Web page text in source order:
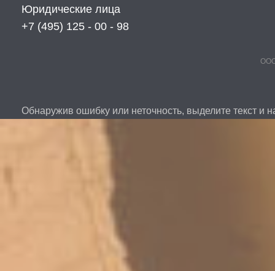
Юридические лица
+7 (495) 125 - 00 - 98
ООО
Обнаружив ошибку или неточность, выделите текст и